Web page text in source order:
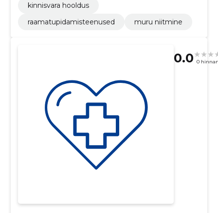
kinnisvara hooldus
raamatupidamisteenused
muru niitmine
0.0 0